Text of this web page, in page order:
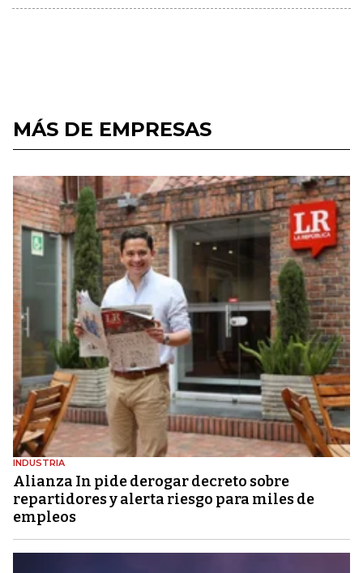
MÁS DE EMPRESAS
INDUSTRIA
Alianza In pide derogar decreto sobre
repartidores y alerta riesgo para miles de
empleos